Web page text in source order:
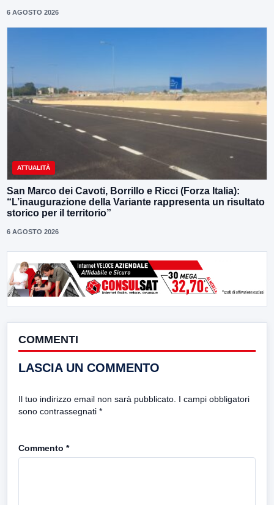
6 AGOSTO 2026
ATTUALITÀ
San Marco dei Cavoti, Borrillo e Ricci (Forza Italia):
“L’inaugurazione della Variante rappresenta un risultato
storico per il territorio”
6 AGOSTO 2026
COMMENTI
LASCIA UN COMMENTO
Il tuo indirizzo email non sarà pubblicato. I campi obbligatori
sono contrassegnati *
Commento *